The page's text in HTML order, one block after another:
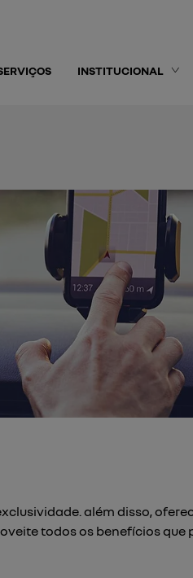
INSTITUCIONAL
além disso,
todos os benefícios que